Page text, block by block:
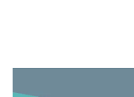
Porté par 2 cultures,